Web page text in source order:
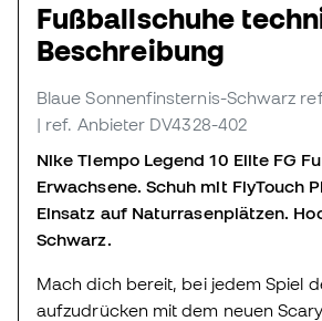
Fußballschuhe
Beschreibung
Blaue Sonnenfinsternis-Schwarz
| ref. Anbieter DV4328-402
Nike Tiempo Legend 10 Elite FG
Erwachsene. Schuh mit FlyTouch
Einsatz auf Naturrasenplätzen.
Schwarz.
Mach dich bereit, bei jedem Spiel
aufzudrücken mit dem neuen